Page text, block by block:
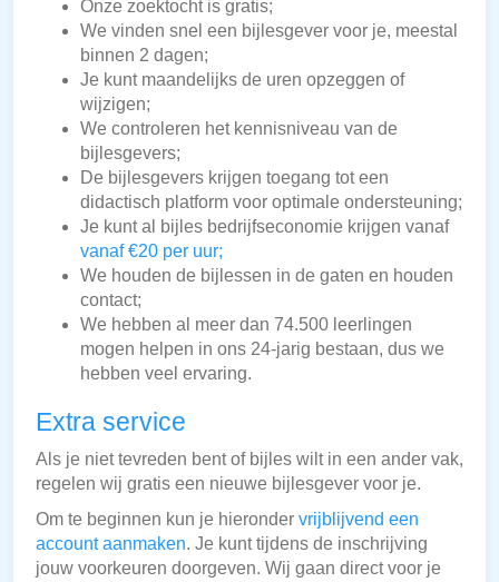
Onze zoektocht is gratis;
We vinden snel een bijlesgever voor je, meestal
binnen 2 dagen;
Je kunt maandelijks de uren opzeggen of
wijzigen;
We controleren het kennisniveau van de
bijlesgevers;
De bijlesgevers krijgen toegang tot een
didactisch platform voor optimale ondersteuning;
Je kunt al bijles bedrijfseconomie krijgen vanaf
vanaf €20 per uur;
We houden de bijlessen in de gaten en houden
contact;
We hebben al meer dan 74.500 leerlingen
mogen helpen in ons 24-jarig bestaan, dus we
hebben veel ervaring.
Extra service
Als je niet tevreden bent of bijles wilt in een ander vak,
regelen wij gratis een nieuwe bijlesgever voor je.
Om te beginnen kun je hieronder vrijblijvend een
account aanmaken. Je kunt tijdens de inschrijving
jouw voorkeuren doorgeven. Wij gaan direct voor je